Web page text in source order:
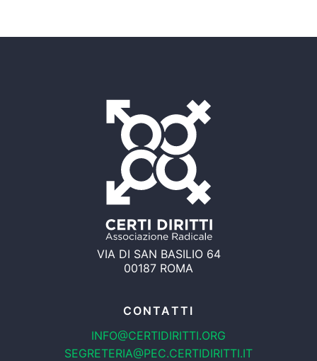
VIA DI SAN BASILIO 64
00187 ROMA
CONTATTI
INFO@CERTIDIRITTI.ORG
SEGRETERIA@PEC.CERTIDIRITTI.IT